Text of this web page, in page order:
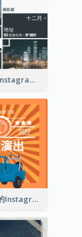
夜景摄影展Instagram贴子
复古卡路演的Instagram帖子